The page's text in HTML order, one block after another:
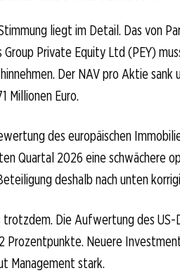
liegt im Detail. Das von
Private Equity Ltd (PEY)
Der NAV pro Aktie sank
Millionen Euro.
des europäischen
Quartal 2026 eine schwächere
deshalb nach unten
trotzdem. Die Aufwertung des US-
Prozentpunkte. Neuere
Management stark.